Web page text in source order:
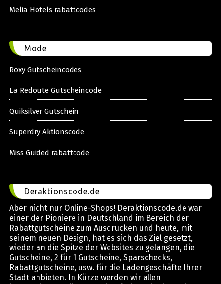
Melia Hotels rabattcodes
Mode
Roxy Gutscheincodes
La Redoute Gutscheincode
Quiksilver Gutschein
Superdry Aktionscode
Miss Guided rabattcode
Deraktionscode.de
Aber nicht nur Online-Shops! Deraktionscode.de war
einer der Pioniere in Deutschland im Bereich der
Rabattgutscheine zum Ausdrucken und heute, mit
seinem neuen Design, hat es sich das Ziel gesetzt,
wieder an die Spitze der Websites zu gelangen, die
Gutscheine, 2 für 1 Gutscheine, Sparschecks,
Rabattgutscheine, usw. für die Ladengeschäfte Ihrer
Stadt anbieten. In Kürze werden wir allen